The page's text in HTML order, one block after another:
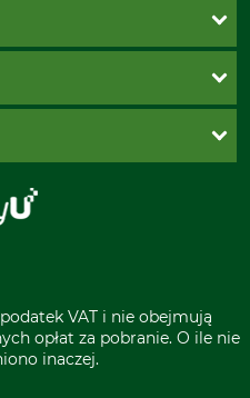
VAT i nie obejmują
opłat za pobranie. O ile nie
inaczej.